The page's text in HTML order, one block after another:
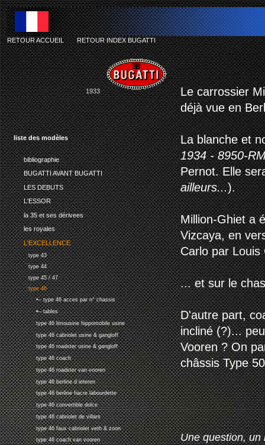
liste des modèles
bibliographie
BUGATTI AVANT BUGATTI
LES DEBUTS
L'ESSOR
la 35 et ses dérivees
les royales
L'EXCELLENCE
type 43
type 44
type 45 / 47
type 46
•-- type 46 acces par n° chassis
•-- tables
type 46 limousine hippomobile usine
type 46 cabriolet usine & gangloff
type 46 roadster usine & gangloff
type 46 coach
type 46 roadster van vooren
type 46 berline d ieteren
type 46 berline fiacre labourdette
type 46 convertible dolce
type 46 cabriolet de villars
type 46 faux cabriolet veth & zoon
type 46 coach van vooren
RETOUR ACCUEIL-RETOUR INDEX BUGATTI
1933
Le carrossier
déjà vue en
La blanche et
1934 - 8950-
Pernot. Elle
ailleurs...).
Million-Ghiet a
Vizcaya, en
Carlo par Louis
... et sur le
D'autre part,
incliné (?)...
Vooren ? On
châssis Type
Une question, un